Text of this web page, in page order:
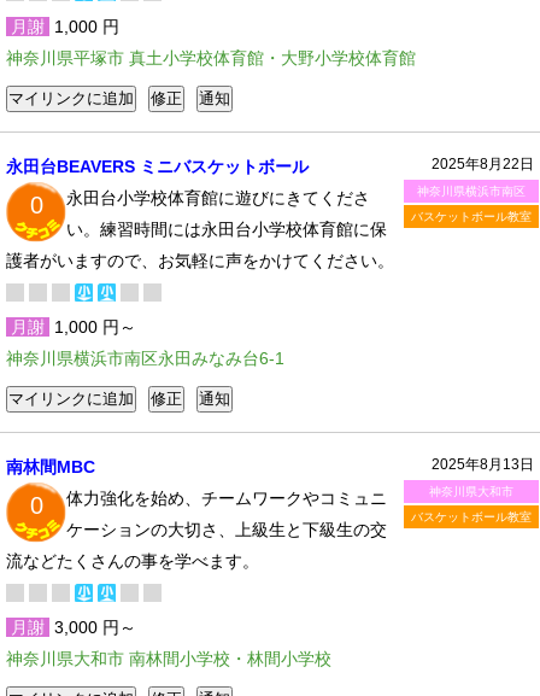
月謝 1,000 円
神奈川県平塚市 真土小学校体育館・大野小学校体育館
2025年8月22日
神奈川県横浜市南区
バスケットボール教室
永田台BEAVERS ミニバスケットボール
0
永田台小学校体育館に遊びにきてくださ
い。練習時間には永田台小学校体育館に保
護者がいますので、お気軽に声をかけてください。
月謝 1,000 円～
神奈川県横浜市南区永田みなみ台6-1
2025年8月13日
神奈川県大和市
バスケットボール教室
南林間MBC
0
体力強化を始め、チームワークやコミュニ
ケーションの大切さ、上級生と下級生の交
流などたくさんの事を学べます。
月謝 3,000 円～
神奈川県大和市 南林間小学校・林間小学校